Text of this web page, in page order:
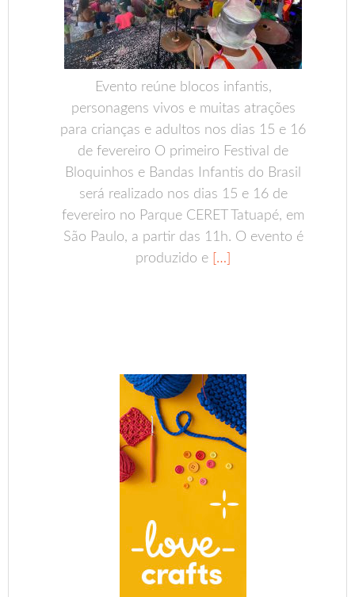
Evento reúne blocos infantis,
personagens vivos e muitas atrações
para crianças e adultos nos dias 15 e 16
de fevereiro O primeiro Festival de
Bloquinhos e Bandas Infantis do Brasil
será realizado nos dias 15 e 16 de
fevereiro no Parque CERET Tatuapé, em
São Paulo, a partir das 11h. O evento é
produzido e […]